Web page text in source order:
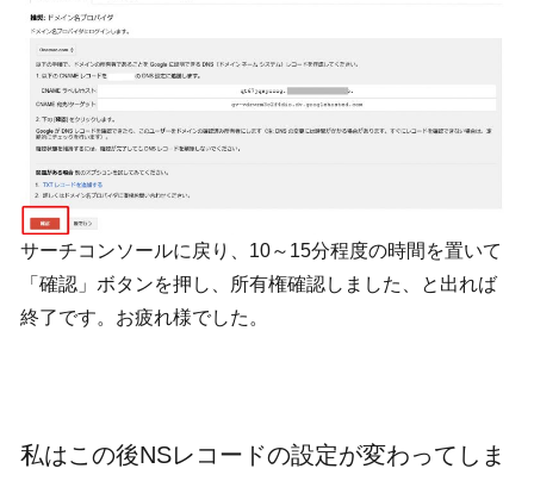
サーチコンソールに戻り、10～15分程度の時間を置いて
「確認」ボタンを押し、所有権確認しました、と出れば
終了です。お疲れ様でした。
私はこの後NSレコードの設定が変わってしま